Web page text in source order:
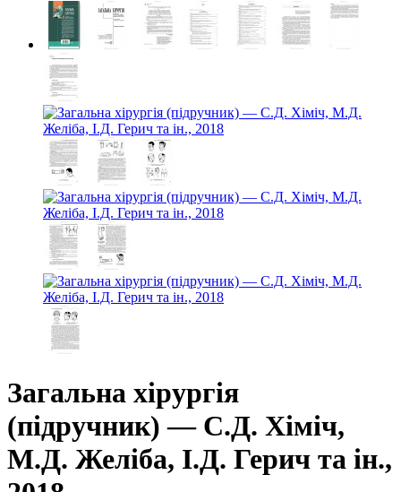
Загальна хірургія
(підручник) — С.Д. Хіміч,
М.Д. Желіба, І.Д. Герич та ін.,